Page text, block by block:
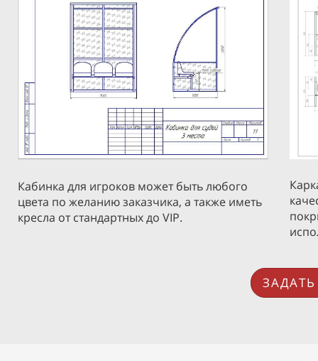
Кабинка для игроков может быть любого
цвета по желанию заказчика, а также иметь
кресла от стандартных до VIP.